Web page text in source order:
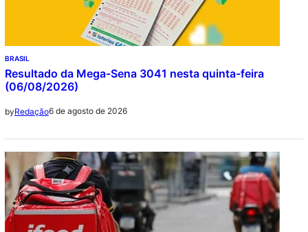
BRASIL
Resultado da Mega-Sena 3041 nesta quinta-feira
(06/08/2026)
byRedação6 de agosto de 2026